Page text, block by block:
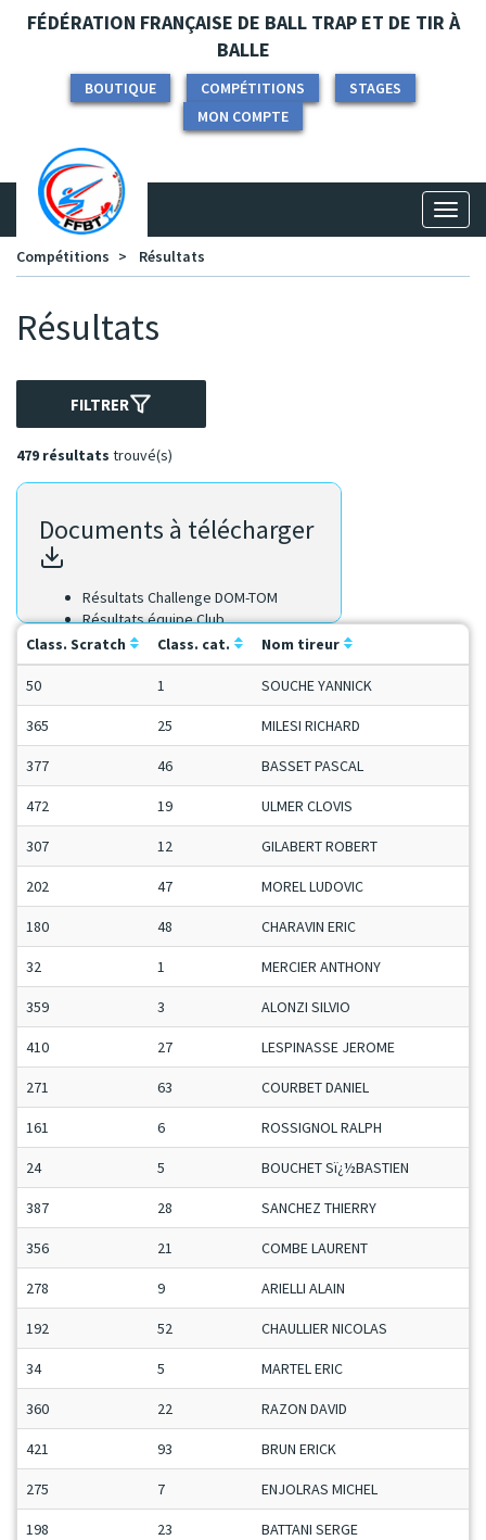
Panneau de gestion des cookies
FÉDÉRATION FRANÇAISE DE BALL TRAP ET DE TIR À
BALLE
BOUTIQUE COMPÉTITIONS
STAGES
MON COMPTE
Compétitions
Résultats
Résultats
FILTRER
479 résultats trouvé(s)
Documents à télécharger
Résultats Challenge DOM-TOM
Résultats équipe Club
Résultats équipe Région
Résultats Scratch
Class. Scratch Class. cat. Nom tireur
50 1 SOUCHE YANNICK
365 25 MILESI RICHARD
377 46 BASSET PASCAL
472 19 ULMER CLOVIS
307 12 GILABERT ROBERT
202 47 MOREL LUDOVIC
180 48 CHARAVIN ERIC
32 1 MERCIER ANTHONY
359 3 ALONZI SILVIO
410 27 LESPINASSE JEROME
271 63 COURBET DANIEL
161 6 ROSSIGNOL RALPH
24 5 BOUCHET Sï¿½BASTIEN
387 28 SANCHEZ THIERRY
356 21 COMBE LAURENT
278 9 ARIELLI ALAIN
192 52 CHAULLIER NICOLAS
34 5 MARTEL ERIC
360 22 RAZON DAVID
421 93 BRUN ERICK
275 7 ENJOLRAS MICHEL
198 23 BATTANI SERGE